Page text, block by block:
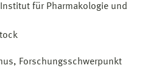
für Pharmakologie und
Forschungsschwerpunkt